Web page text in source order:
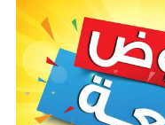
بست جرين حديد